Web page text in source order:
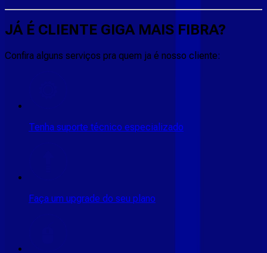
JÁ É CLIENTE GIGA MAIS FIBRA?
Confira alguns serviços pra quem ja é nosso cliente:
Tenha suporte técnico especializado
Faça um upgrade do seu plano